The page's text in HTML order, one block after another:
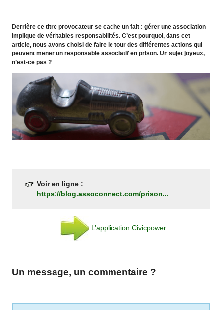
Derrière ce titre provocateur se cache un fait : gérer une association
implique de véritables responsabilités. C’est pourquoi, dans cet
article, nous avons choisi de faire le tour des différentes actions qui
peuvent mener un responsable associatif en prison. Un sujet joyeux,
n’est-ce pas ?
Voir en ligne :
https://blog.assoconnect.com/prison...
L’application Civicpower
Un message, un commentaire ?